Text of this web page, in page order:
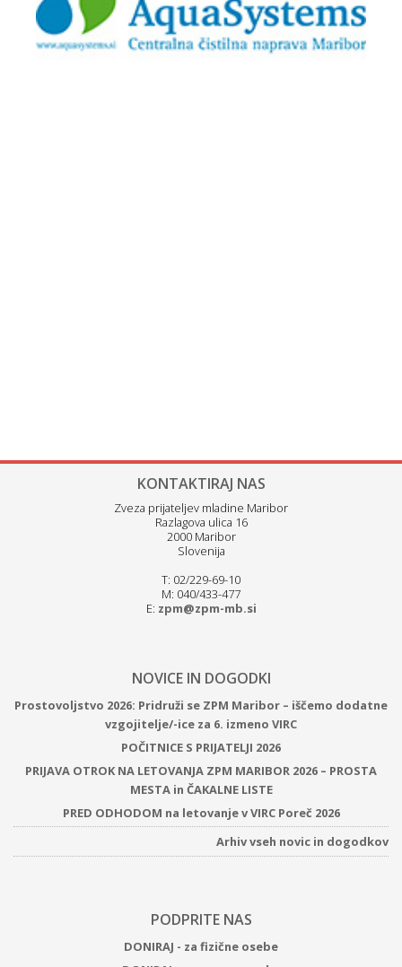
KONTAKTIRAJ NAS
Zveza prijateljev mladine Maribor
Razlagova ulica 16
2000 Maribor
Slovenija
T: 02/229-69-10
M: 040/433-477
E: zpm@zpm-mb.si
NOVICE IN DOGODKI
Prostovoljstvo 2026: Pridruži se ZPM Maribor – iščemo dodatne
vzgojitelje/-ice za 6. izmeno VIRC
POČITNICE S PRIJATELJI 2026
PRIJAVA OTROK NA LETOVANJA ZPM MARIBOR 2026 – PROSTA
MESTA in ČAKALNE LISTE
PRED ODHODOM na letovanje v VIRC Poreč 2026
Arhiv vseh novic in dogodkov
PODPRITE NAS
DONIRAJ - za fizične osebe